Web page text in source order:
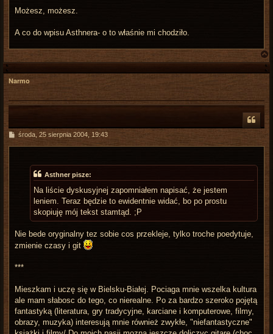
Możesz, możesz.
A co do wpisu Asthnera- o to właśnie mi chodziło.
Narmo
Pśroda, 25 sierpnia 2004, 19:43
Asthner pisze:
Na liście dyskusyjnej zapomniałem napisać, że jestem
leniem. Teraz będzie to ewidentnie widać, bo po prostu
skopiuję mój tekst stamtąd. ;P
Nie bede oryginalny tez sobie cos przekleje, tylko troche poedytuje,
zmienie czasy i git
***
Mieszkam i uczę się w Bielsku-Białej. Pociaga mnie wszelka kultura
ale mam słabosc do tego, co nierealne. Po za bardzo szeroko pojętą
fantastyką (literatura, gry tradycyjne, karciane i komputerowe, filmy,
obrazy, muzyka) interesują mnie również zwykłe, "niefantastyczne"